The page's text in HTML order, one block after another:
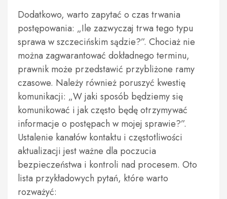
Dodatkowo, warto zapytać o czas trwania
postępowania: „Ile zazwyczaj trwa tego typu
sprawa w szczecińskim sądzie?”. Chociaż nie
można zagwarantować dokładnego terminu,
prawnik może przedstawić przybliżone ramy
czasowe. Należy również poruszyć kwestię
komunikacji: „W jaki sposób będziemy się
komunikować i jak często będę otrzymywać
informacje o postępach w mojej sprawie?”.
Ustalenie kanałów kontaktu i częstotliwości
aktualizacji jest ważne dla poczucia
bezpieczeństwa i kontroli nad procesem. Oto
lista przykładowych pytań, które warto
rozważyć: